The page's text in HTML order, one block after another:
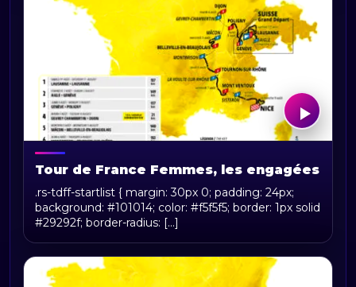
Tour de France Femmes, les engagées
.rs-tdff-startlist { margin: 30px 0; padding: 24px;
background: #101014; color: #f5f5f5; border: 1px solid
#29292f; border-radius: [...]